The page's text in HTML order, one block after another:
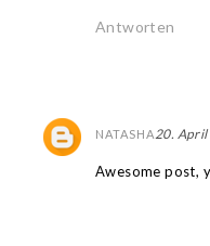
Antworten
NATASHA20. April
Awesome post,